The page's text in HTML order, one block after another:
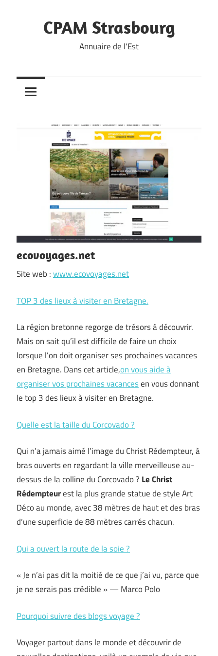
CPAM Strasbourg
Annuaire de l'Est
ecovoyages.net
Site web :www.ecovoyages.net
TOP 3 des lieux à visiter en Bretagne.
La région bretonne regorge de trésors à découvrir.
Mais on sait qu’il est difficile de faire un choix
lorsque l’on doit organiser ses prochaines vacances
en Bretagne. Dans cet article,on vous aide à
organiser vos prochaines vacancesen vous donnant
le top 3 des lieux à visiter en Bretagne.
Quelle est la taille du Corcovado ?
Qui n’a jamais aimé l’image du Christ Rédempteur, à
bras ouverts en regardant la ville merveilleuse au-
dessus de la colline du Corcovado ? Le Christ
Rédempteurest la plus grande statue de style Art
Déco au monde, avec 38 mètres de haut et des bras
d’une superficie de 88 mètres carrés chacun.
Qui a ouvert la route de la soie ?
« Je n’ai pas dit la moitié de ce que j’ai vu, parce que
je ne serais pas crédible » — Marco Polo
Pourquoi suivre des blogs voyage ?
Voyager partout dans le monde et découvrir de